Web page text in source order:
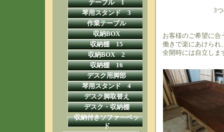
テーブル 1
琴用スタンド 3
作業テーブル
収納BOX
収納棚 15
収納BOX 2
収納棚 16
デスク用脚部
琴用スタンド 4
デスク脚取替え
デスク・収納棚
収納付きソファーベッ
ド
3
お客様のご希望に合
働きで楽にあけられ
全開時には自立しま